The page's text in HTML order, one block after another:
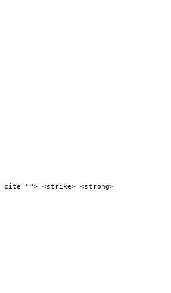
cite=""> <strike> <strong>